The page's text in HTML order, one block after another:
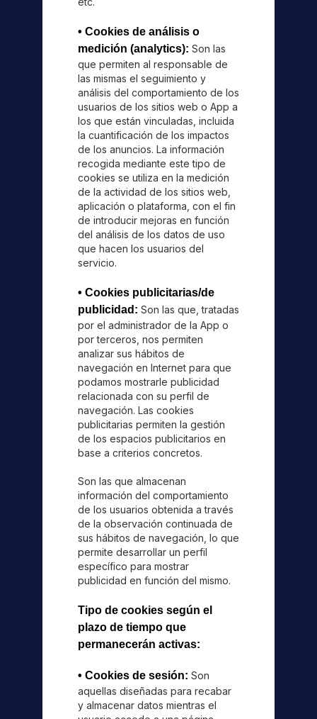
• Cookies de análisis o
medición (analytics): Son las
que permiten al responsable de
las mismas el seguimiento y
análisis del comportamiento de los
usuarios de los sitios web o App a
los que están vinculadas, incluida
la cuantificación de los impactos
de los anuncios. La información
recogida mediante este tipo de
cookies se utiliza en la medición
de la actividad de los sitios web,
aplicación o plataforma, con el fin
de introducir mejoras en función
del análisis de los datos de uso
que hacen los usuarios del
servicio.
• Cookies publicitarias/de
publicidad: Son las que, tratadas
por el administrador de la App o
por terceros, nos permiten
analizar sus hábitos de
navegación en Internet para que
podamos mostrarle publicidad
relacionada con su perfil de
navegación. Las cookies
publicitarias permiten la gestión
de los espacios publicitarios en
base a criterios concretos.
Son las que almacenan
información del comportamiento
de los usuarios obtenida a través
de la observación continuada de
sus hábitos de navegación, lo que
permite desarrollar un perfil
específico para mostrar
publicidad en función del mismo.
Tipo de cookies según el
plazo de tiempo que
permanecerán activas:
• Cookies de sesión: Son
aquellas diseñadas para recabar
y almacenar datos mientras el